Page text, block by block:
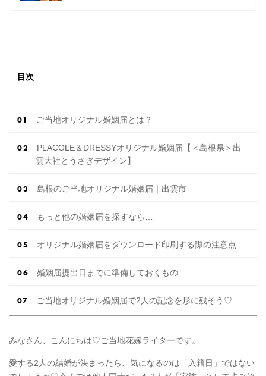
めての結婚準備何する？令 […]続きを読む
目次
ご当地オリジナル婚姻届とは？
PLACOLE＆DRESSYオリジナル婚姻届【＜島根県＞出
雲大社とうさぎデザイン】
島根のご当地オリジナル婚姻届｜出雲市
もっと他の婚姻届を探すなら…
オリジナル婚姻届をダウンロード印刷する際の注意点
婚姻届提出日までに準備しておくもの
ご当地オリジナル婚姻届で2人の記念を形に残そう♡
みなさん、こんにちは♡ご当地花嫁ライターです。
愛する2人の結婚が決まったら、気になるのは「入籍日」ではない